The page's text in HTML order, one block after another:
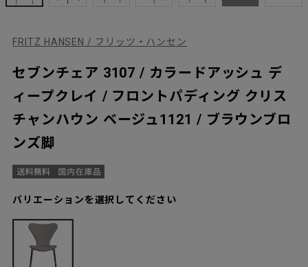
FRITZ HANSEN / フリッツ・ハンセン
セブンチェア 3107 / カラードアッシュ デ
ィープクレイ / フロントパディング クリス
チャンハウン ベージュ1121 / ブラウンブロ
ンズ脚
バリエーションを選択してください